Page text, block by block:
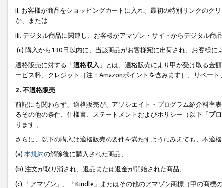
ii. お客様が商品をショッピングカートに入れ、最初の特別リンクのク
か、または
iii. デジタル商品に関連し、お客様がアマゾン・サイトからデジタル
(c) 購入から180日以内に、当該商品がお客様宛に出荷され、お客様
適格販売に対する「適格収入 」とは、適格販売により甲が受け取る金
ービス料、クレジット［注：Amazonポイントを含みます］、リベー
2. 不適格販売
前記にも関わらず、適格販売が、アソシエイト・プログラム紹介料率
るその他の条件、仕様書、ステートメントおよびポリシー（以下「プ
ります 。
さらに、以下の購入は適格販売の要件を満たすようにみえても、不適
(a) 本規約の解除後に購入された商品、
(b) 注文が取り消され、返品または返金が開始された商品、
(c) 「アマゾン」、「Kindle」またはその他のアマゾン商標（甲の商